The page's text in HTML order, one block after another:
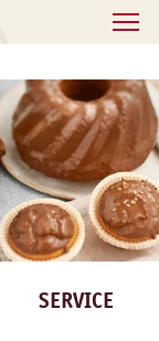
SERVICE